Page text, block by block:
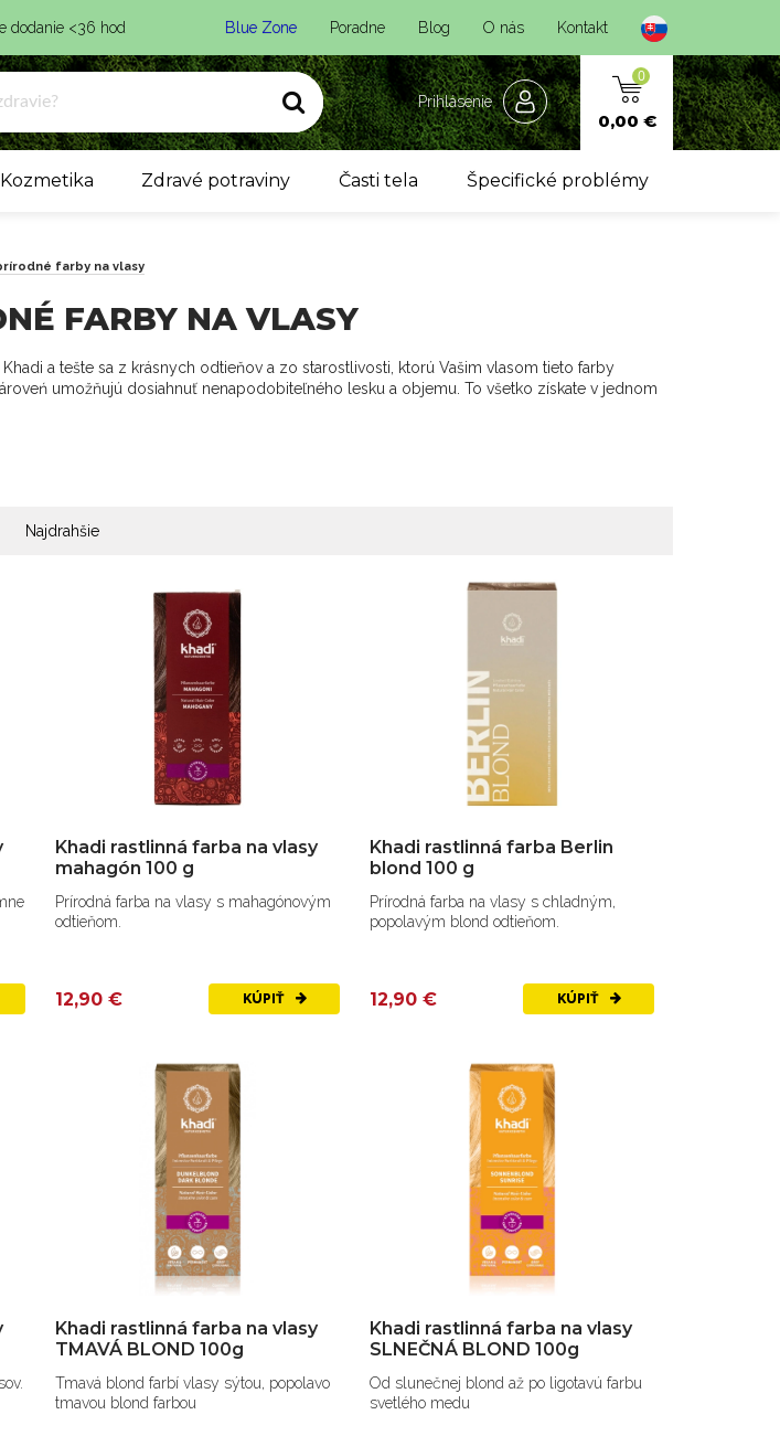
dodanie <36 hod Blue Zone Poradne Blog O nás Kontakt
0
0,00 €
Prihlásenie
Kozmetika Zdravé potraviny Časti tela Špecifické problémy
farby na vlasy
FARBY NA VLASY
a tešte sa z krásnych odtieňov a zo starostlivosti, ktorú Vašim vlasom tieto farby
umožňujú dosiahnuť nenapodobiteľného lesku a objemu. To všetko získate v jednom
Najdrahšie
Khadi rastlinná farba na vlasy
mahagón 100 g
Prírodná farba na vlasy s mahagónovým
odtieňom.
12,90 € KÚPIŤ
Khadi rastlinná farba Berlin
blond 100 g
Prírodná farba na vlasy s chladným,
popolavým blond odtieňom.
12,90 € KÚPIŤ
Khadi rastlinná farba na vlasy
TMAVÁ BLOND 100g
Tmavá blond farbí vlasy sýtou, popolavo
tmavou blond farbou
Khadi rastlinná farba na vlasy
SLNEČNÁ BLOND 100g
Od slunečnej blond až po ligotavú farbu
svetlého medu